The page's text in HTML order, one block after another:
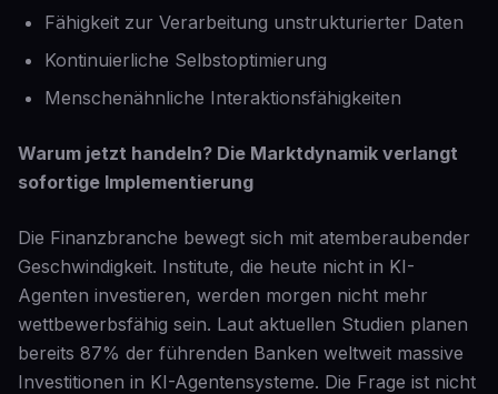
Fähigkeit zur Verarbeitung unstrukturierter Daten
Kontinuierliche Selbstoptimierung
Menschenähnliche Interaktionsfähigkeiten
Warum jetzt handeln? Die Marktdynamik verlangt
sofortige Implementierung
Die Finanzbranche bewegt sich mit atemberaubender
Geschwindigkeit. Institute, die heute nicht in KI-
Agenten investieren, werden morgen nicht mehr
wettbewerbsfähig sein. Laut aktuellen Studien planen
bereits 87% der führenden Banken weltweit massive
Investitionen in KI-Agentensysteme. Die Frage ist nicht